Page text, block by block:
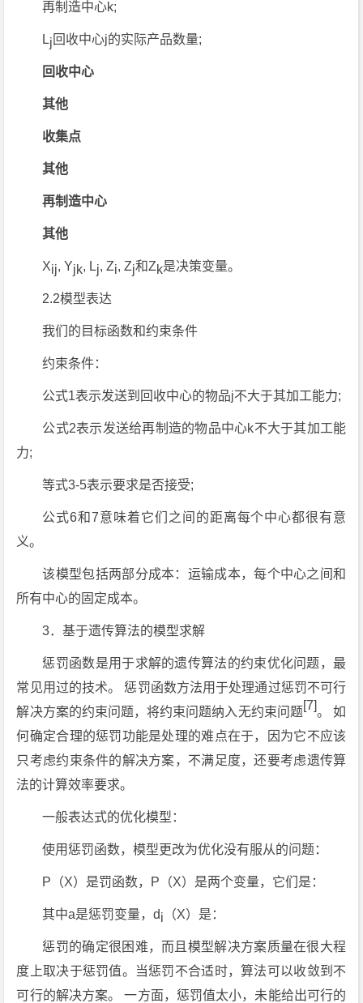
再制造中心k;
Lj 回收中心j的实际产品数量;
回收中心
其他
收集点
其他
再制造中心
其他
Xij, Yjk, Lj, Zi, Zj和Zk是决策变量。
2.2模型表达
我们的目标函数和约束条件
约束条件：
公式1表示发送到回收中心的物品j不大于其加工能力;
公式2表示发送给再制造的物品中心k不大于其加工能
力;
等式3-5表示要求是否接受;
公式6和7意味着它们之间的距离每个中心都很有意
义。
该模型包括两部分成本：运输成本，每个中心之间和
所有中心的固定成本。
3．基于遗传算法的模型求解
惩罚函数是用于求解的遗传算法的约束优化问题，最
常见用过的技术。 惩罚函数方法用于处理通过惩罚不可行
解决方案的约束问题，将约束问题纳入无约束问题[7]。 如
何确定合理的惩罚功能是处理的难点在于，因为它不应该
只考虑约束条件的解决方案，不满足度，还要考虑遗传算
法的计算效率要求。
一般表达式的优化模型：
使用惩罚函数，模型更改为优化没有服从的问题：
P（X）是罚函数，P（X）是两个变量，它们是：
其中a是惩罚变量，di （X）是：
惩罚的确定很困难，而且模型解决方案质量在很大程
度上取决于惩罚值。当惩罚不合适时，算法可以收敛到不
可行的解决方案。 一方面，惩罚值太小，未能给出可行的